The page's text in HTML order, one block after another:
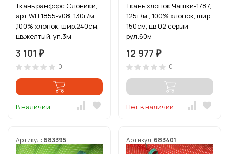
Ткань ранфорс Слоники,
арт.WH 1855-v08, 130г/м
,100% хлопок, шир.240см,
цв.желтый, уп.3м
3 101 ₽
0
В наличии
Ткань хлопок Чашки-1787,
125г/м , 100% хлопок, шир.
150см, цв.02 серый
рул.60м
12 977 ₽
0
Нет в наличии
Артикул: 683395 Артикул: 683401